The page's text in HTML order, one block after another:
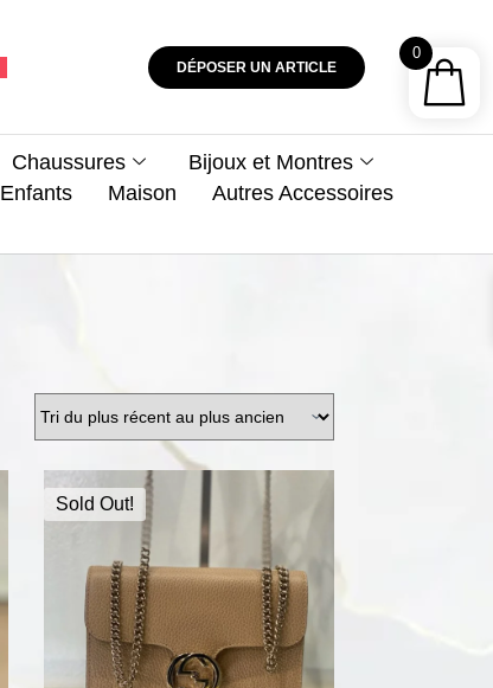
DÉPOSER UN ARTICLE
Chaussures
Bijoux et Montres
Enfants Maison
Autres Accessoires
Sold Out!
0